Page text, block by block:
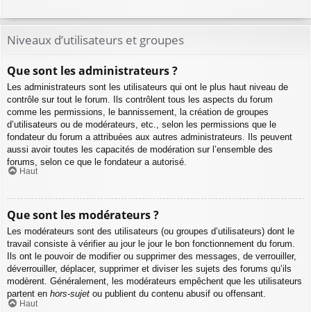
Niveaux d’utilisateurs et groupes
Que sont les administrateurs ?
Les administrateurs sont les utilisateurs qui ont le plus haut niveau de
contrôle sur tout le forum. Ils contrôlent tous les aspects du forum
comme les permissions, le bannissement, la création de groupes
d’utilisateurs ou de modérateurs, etc., selon les permissions que le
fondateur du forum a attribuées aux autres administrateurs. Ils peuvent
aussi avoir toutes les capacités de modération sur l’ensemble des
forums, selon ce que le fondateur a autorisé.
Haut
Que sont les modérateurs ?
Les modérateurs sont des utilisateurs (ou groupes d’utilisateurs) dont le
travail consiste à vérifier au jour le jour le bon fonctionnement du forum.
Ils ont le pouvoir de modifier ou supprimer des messages, de verrouiller,
déverrouiller, déplacer, supprimer et diviser les sujets des forums qu’ils
modèrent. Généralement, les modérateurs empêchent que les utilisateurs
partent en hors-sujet ou publient du contenu abusif ou offensant.
Haut